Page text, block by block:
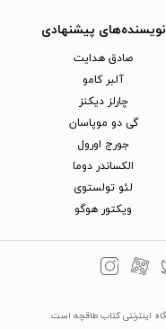
نویسنده‌های پیشنهادی
صادق هدایت
آلبر کامو
چارلز دیکنز
گی دو موپاسان
جورج اورول
الکساندر دوما
لئو تولستوی
ویکتور هوگو
اینترنتی کتاب طاقچه است.